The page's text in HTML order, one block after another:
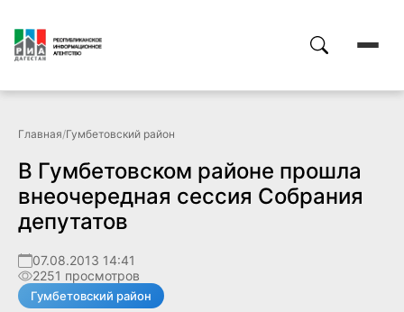
Главная/Гумбетовский район
В Гумбетовском районе прошла
внеочередная сессия Собрания
депутатов
07.08.2013 14:41
2251 просмотров
Гумбетовский район